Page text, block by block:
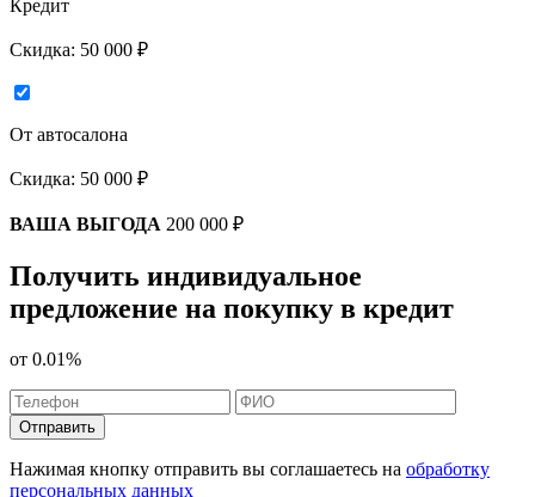
Кредит
Скидка: 50 000 ₽
От автосалона
Скидка: 50 000 ₽
ВАША ВЫГОДА 200 000 ₽
Получить индивидуальное
предложение на покупку в кредит
от 0.01%
Отправить
Нажимая кнопку отправить вы соглашаетесь на обработку
персональных данных